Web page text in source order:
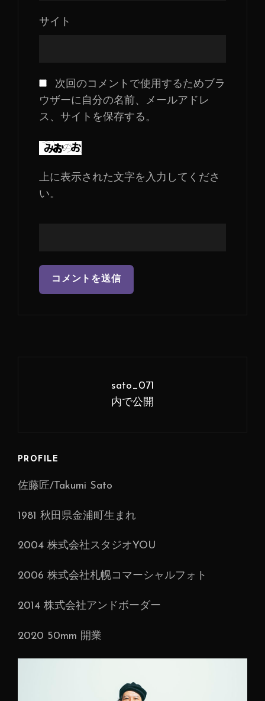
サイト
次回のコメントで使用するためブラ
ウザーに自分の名前、メールアドレ
ス、サイトを保存する。
上に表示された文字を入力してくださ
い。
ー
シ
ン
sato_071
内で公開
PROFILE
佐藤匠/Takumi Sato
1981 秋田県金浦町生まれ
2004 株式会社スタジオYOU
2006 株式会社札幌コマーシャルフォト
2014 株式会社アンドボーダー
2020 50mm 開業